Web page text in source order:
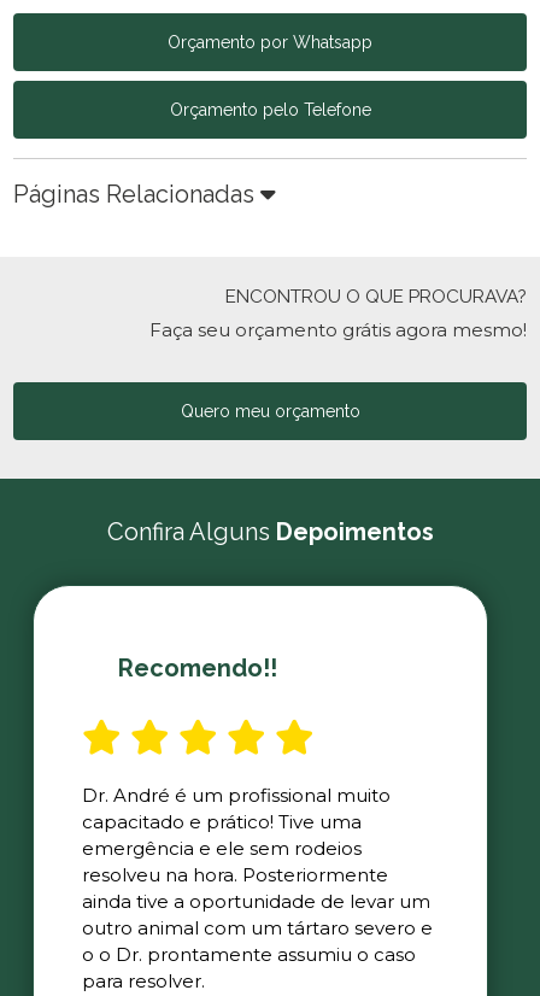
Orçamento por Whatsapp
Orçamento pelo Telefone
Páginas Relacionadas
ENCONTROU O QUE PROCURAVA?
Faça seu orçamento grátis agora mesmo!
Quero meu orçamento
Confira Alguns Depoimentos
Recomendo!!
Dr. André é um profissional muito
capacitado e prático! Tive uma
emergência e ele sem rodeios
resolveu na hora. Posteriormente
ainda tive a oportunidade de levar um
outro animal com um tártaro severo e
o o Dr. prontamente assumiu o caso
para resolver.